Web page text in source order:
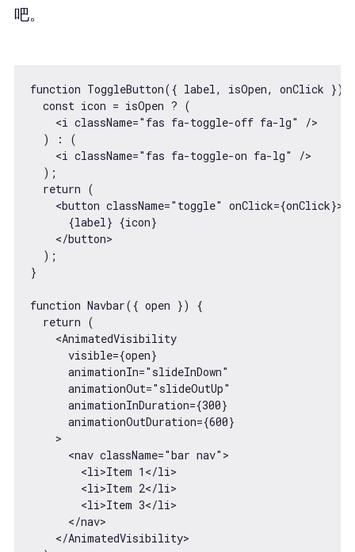
吧。
function ToggleButton({ label, isOpen, onClick })
  const icon = isOpen ? (
    <i className="fas fa-toggle-off fa-lg" />
  ) : (
    <i className="fas fa-toggle-on fa-lg" />
  );
  return (
    <button className="toggle" onClick={onClick}>
      {label} {icon}
    </button>
  );
}
function Navbar({ open }) {
  return (
    <AnimatedVisibility
      visible={open}
      animationIn="slideInDown"
      animationOut="slideOutUp"
      animationInDuration={300}
      animationOutDuration={600}
    >
      <nav className="bar nav">
        <li>Item 1</li>
        <li>Item 2</li>
        <li>Item 3</li>
      </nav>
    </AnimatedVisibility>